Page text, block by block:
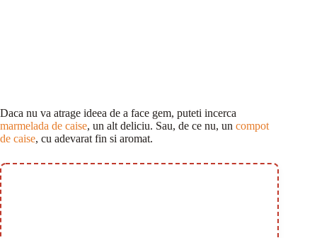
Daca nu va atrage ideea de a face gem, puteti incerca
marmelada de caise, un alt deliciu. Sau, de ce nu, un compot
de caise, cu adevarat fin si aromat.